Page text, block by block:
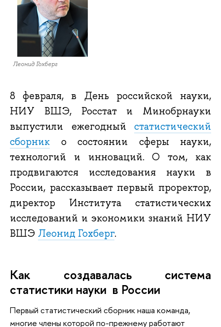
Леонид Гохберг
8 февраля, в День российской науки,
НИУ ВШЭ, Росстат и Минобрнауки
выпустили ежегодный статистический
сборник о состоянии сферы науки,
технологий и инноваций. О том, как
продвигаются исследования науки в
России, рассказывает первый проректор,
директор Института статистических
исследований и экономики знаний НИУ
ВШЭ Леонид Гохберг.
Как создавалась система
статистики науки в России
Первый статистический сборник наша команда,
многие члены которой по-прежнему работают